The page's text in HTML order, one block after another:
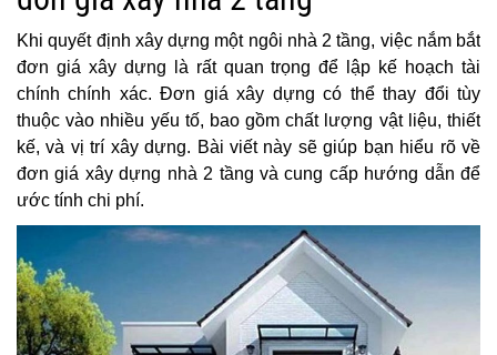
Khi quyết định xây dựng một ngôi nhà 2 tầng, việc nắm bắt
đơn giá xây dựng là rất quan trọng để lập kế hoạch tài
chính chính xác. Đơn giá xây dựng có thể thay đổi tùy
thuộc vào nhiều yếu tố, bao gồm chất lượng vật liệu, thiết
kế, và vị trí xây dựng. Bài viết này sẽ giúp bạn hiểu rõ về
đơn giá xây dựng nhà 2 tầng và cung cấp hướng dẫn để
ước tính chi phí.